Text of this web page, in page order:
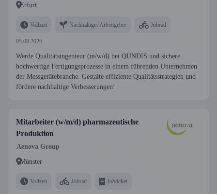
Erfurt
Vollzeit Nachhaltiger Arbeitgeber Jobrad
05.08.2026
Werde Qualitätsingenieur (m/w/d) bei QUNDIS und sichere
hochwertige Fertigungsprozesse in einem führenden Unternehmen
der Messgerätebranche. Gestalte effiziente Qualitätsstrategien und
fördere nachhaltige Verbesserungen!
Mitarbeiter (w/m/d) pharmazeutische
Produktion
Aenova Group
Münster
Vollzeit Jobrad Jobticket